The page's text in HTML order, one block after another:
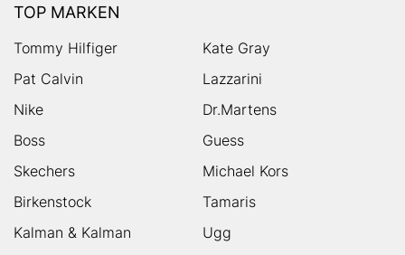
TOP MARKEN
Tommy Hilfiger
Kate Gray
Pat Calvin
Lazzarini
Nike
Dr.Martens
Boss
Guess
Skechers
Michael Kors
Birkenstock
Tamaris
Kalman & Kalman
Ugg